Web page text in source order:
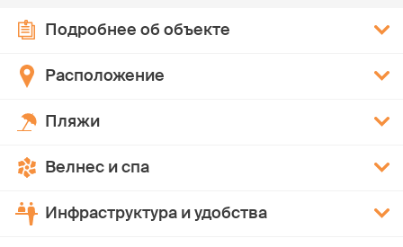
Подробнее об объекте
Расположение
Пляжи
Велнес и спа
Инфраструктура и удобства